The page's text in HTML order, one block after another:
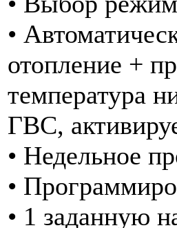
•
отопление +
температура
ГВС,
• Недельное
•
• 1 заданную